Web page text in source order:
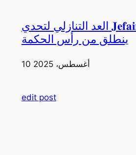
العد التنازلي لتحدي 𝐉𝐞𝐟𝐚𝐢𝐫𝐚 𝟒𝐱𝟒
ينطلق من رأس الحكمة
10 أغسطس، 2025
edit post